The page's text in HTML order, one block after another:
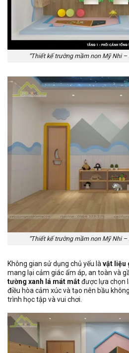
“Thiết kế trường mầm non Mỹ Nhi –
“Thiết kế trường mầm non Mỹ Nhi –
Không gian sử dụng chủ yếu là vật liệu
mang lại cảm giác ấm áp, an toàn và
tường xanh lá mát mắtđược lựa chọn
điều hòa cảm xúc và tạo nên bầu
trình học tập và vui chơi.